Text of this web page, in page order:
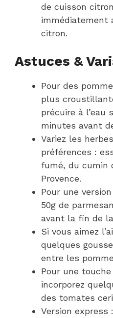
de cuisson
immédiatement
citron.
Astuces &
Pour des
plus
précuire à l’eau
minutes avant
Variez les
préférences :
fumé, du cumin
Provence.
Pour une
50g de
avant la fin de
Si vous aimez
quelques
entre les
Pour une
incorporez
des tomates
Version